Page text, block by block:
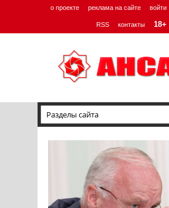
о проекте реклама на сайте войти
RSS контакты 18+